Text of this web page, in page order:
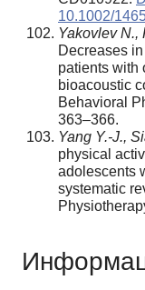
10.1002/
Yakovlev N.,
Decreases
patients with
bioacoustic
Behavioral
363–366.
Yang Y.-J.,
physical
adolescents
systematic